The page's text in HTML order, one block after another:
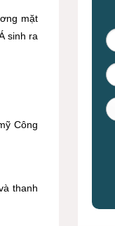
mặt
sinh ra
Công
thanh